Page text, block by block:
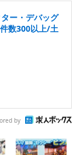
ー・デバッグ
数300以上/土
by